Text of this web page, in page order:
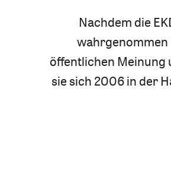
Nachdem die
wahrgenommen
öffentlichen Meinung
sie sich 2006 in der